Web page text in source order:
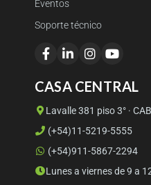
Eventos
Soporte técnico
CASA CENTRAL
Lavalle 381 piso 3° ·
(+54)11-5219-5555
(+54)911-5867-2294
Lunes a viernes de 9 a